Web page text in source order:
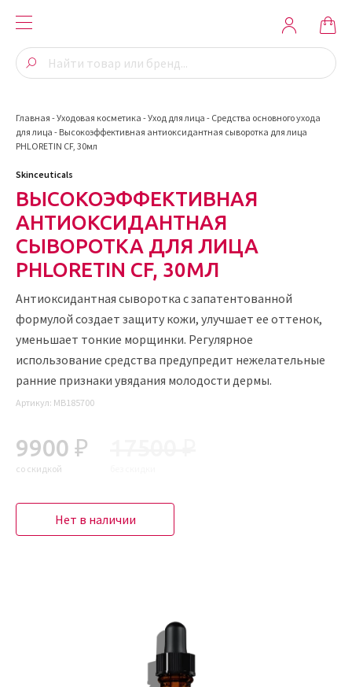
Главная -Уходовая косметика -Уход для лица - Средства основного ухода
для лица - Высокоэффективная антиоксидантная сыворотка для лица
PHLORETIN CF, 30мл
Нет в наличии
Skinceuticals
ВЫСОКОЭФФЕКТИВНАЯ
АНТИОКСИДАНТНАЯ
СЫВОРОТКА ДЛЯ ЛИЦА
PHLORETIN CF, 30МЛ
Антиоксидантная сыворотка с запатентованной
формулой создает защиту кожи, улучшает ее оттенок,
уменьшает тонкие морщинки. Регулярное
использование средства предупредит нежелательные
ранние признаки увядания молодости дермы.
Артикул: MB185700
9900 ₽
со скидкой